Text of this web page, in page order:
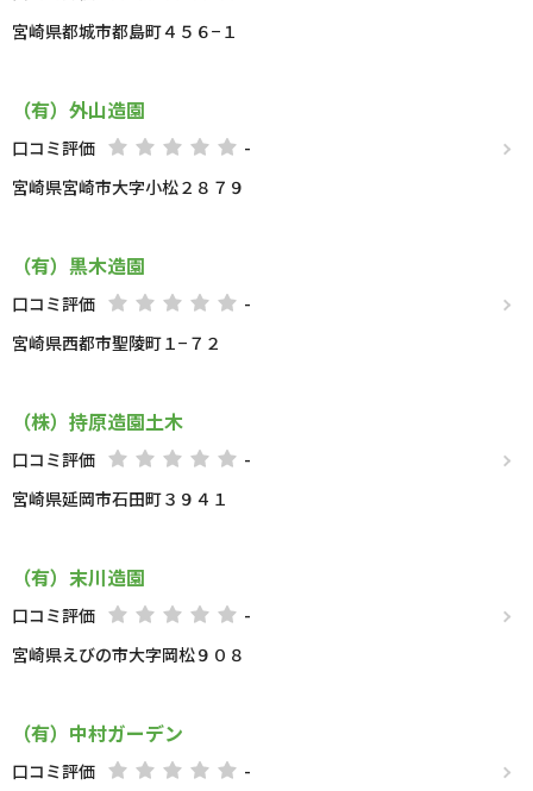
宮崎県都城市都島町４５６−１
（有）外山造園
口コミ評価
-
宮崎県宮崎市大字小松２８７９
（有）黒木造園
口コミ評価
-
宮崎県西都市聖陵町１−７２
（株）持原造園土木
口コミ評価
-
宮崎県延岡市石田町３９４１
（有）末川造園
口コミ評価
-
宮崎県えびの市大字岡松９０８
（有）中村ガーデン
口コミ評価 -